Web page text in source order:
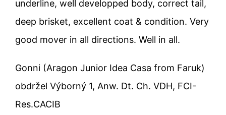
underline, well developped body, correct tail,
deep brisket, excellent coat & condition. Very
good mover in all directions. Well in all.
Gonni (Aragon Junior Idea Casa from Faruk)
obdržel Výborný 1, Anw. Dt. Ch. VDH, FCI-
Res.CACIB